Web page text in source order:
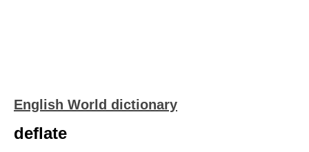
English World dictionary
deflate